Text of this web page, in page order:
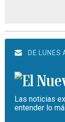
DE LUNES
Las noticias
entender lo